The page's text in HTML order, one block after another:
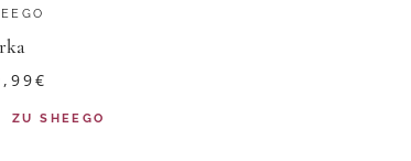
€
ZUSHEEGO